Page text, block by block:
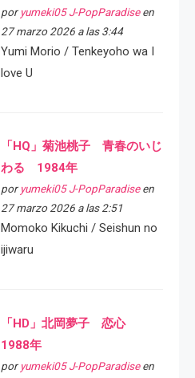
por yumeki05 J-PopParadiseen
27 marzo 2026 a las 3:44
Yumi Morio / Tenkeyoho wa I
love U
「HQ」菊池桃子 青春のいじ
わる 1984年
por yumeki05 J-PopParadiseen
27 marzo 2026 a las 2:51
Momoko Kikuchi / Seishun no
ijiwaru
「HD」北岡夢子 恋心
1988年
por yumeki05 J-PopParadiseen